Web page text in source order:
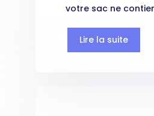
votre sac ne
Lire la suite